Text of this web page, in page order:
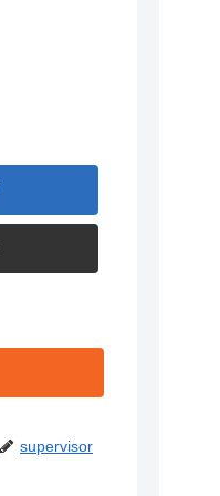
supervisor